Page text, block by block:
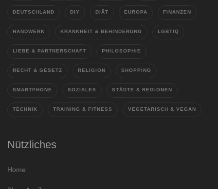
DEUTSCHLAND DIY DIÄT EUROPA FINANZEN
HANDWERK KRANKHEIT & BEHINDERUNG LGBTIQ
LIEBE & PARTNERSCHAFT PHILOSOPHIE
RECHT & GESETZ RELIGION SHOPPING
SMARTPHONE SOZIALES STÄDTE & REGIONEN
TECHNIK TRAINING & FITNESS VEGETARISCH & VEGAN
Nützliches
Home